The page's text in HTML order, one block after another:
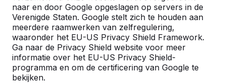
naar en door Google opgeslagen op servers in de
Verenigde Staten. Google stelt zich te houden aan
meerdere raamwerken van zelfregulering,
waaronder het EU-US Privacy Shield Framework.
Ga naar de Privacy Shield website voor meer
informatie over het EU-US Privacy Shield-
programma en om de certificering van Google te
bekijken.
Zoek op plaats of postcode